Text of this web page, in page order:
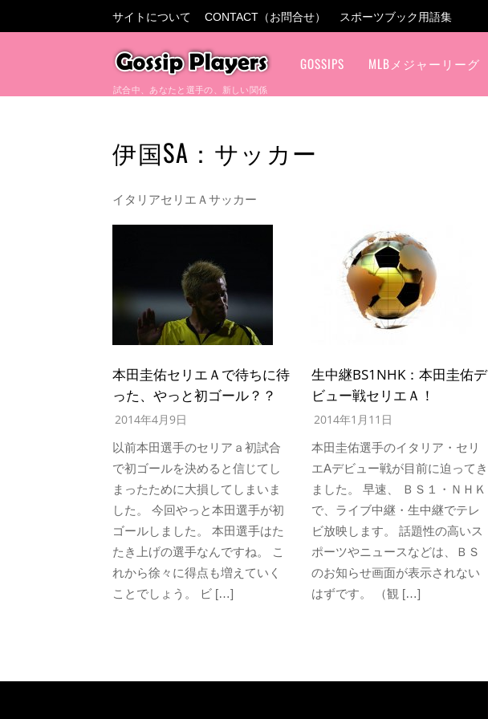
サイトについて CONTACT（お問合せ） スポーツブック用語集
試合中、あなたと選手の、新しい関係
GOSSIPS MLBメジャーリーグ
伊国SA：サッカー
イタリアセリエＡサッカー
本田圭佑セリエＡで待ちに待
った、やっと初ゴール？？
2014年4月9日
以前本田選手のセリアａ初試合
で初ゴールを決めると信じてし
まったために大損してしまいま
した。 今回やっと本田選手が初
ゴールしました。 本田選手はた
たき上げの選手なんですね。 こ
れから徐々に得点も増えていく
ことでしょう。 ビ […]
生中継BS1NHK：本田圭佑デ
ビュー戦セリエＡ！
2014年1月11日
本田圭佑選手のイタリア・セリ
エAデビュー戦が目前に迫ってき
ました。 早速、 ＢＳ１・ＮＨＫ
で、ライブ中継・生中継でテレ
ビ放映します。 話題性の高いス
ポーツやニュースなどは、ＢＳ
のお知らせ画面が表示されない
はずです。 （観 […]